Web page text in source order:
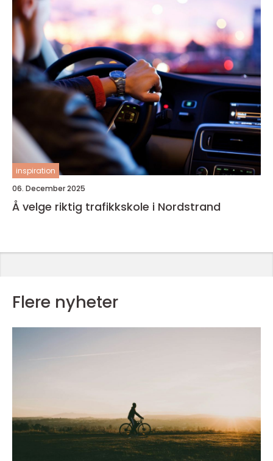
inspiration
06. December 2025
Å velge riktig trafikkskole i Nordstrand
Flere nyheter